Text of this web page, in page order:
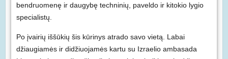
bendruomenę ir daugybę techninių, paveldo ir kitokio lygio
specialistų.
Po įvairių iššūkių šis kūrinys atrado savo vietą. Labai
džiaugiamės ir didžiuojamės kartu su Izraelio ambasada